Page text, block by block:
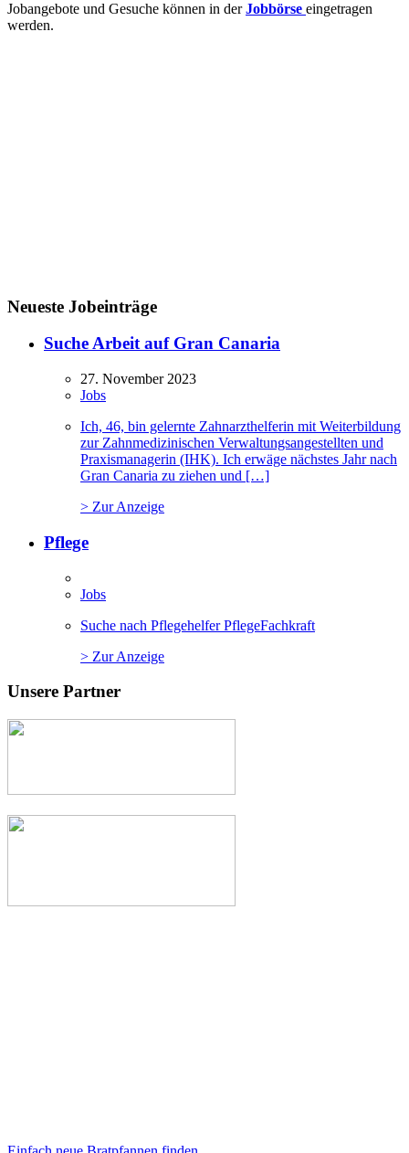
Jobangebote und Gesuche können in derJobbörse eingetragen
werden.
Neueste Jobeinträge
Suche Arbeit auf Gran Canaria
27. November 2023
Jobs
Ich, 46, bin gelernte Zahnarzthelferin mit Weiterbildung
zur Zahnmedizinischen Verwaltungsangestellten und
Praxismanagerin (IHK). Ich erwäge nächstes Jahr nach
Gran Canaria zu ziehen und […]
> Zur Anzeige
Pflege
Jobs
Suche nach Pflegehelfer PflegeFachkraft
> Zur Anzeige
Unsere Partner